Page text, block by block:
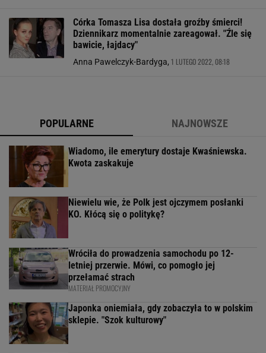
Córka Tomasza Lisa dostała groźby śmierci!
Dziennikarz momentalnie zareagował. "Źle się
bawicie, łajdacy"
Anna Pawelczyk-Bardyga, 1 LUTEGO 2022, 08:18
POPULARNE NAJNOWSZE
Wiadomo, ile emerytury dostaje Kwaśniewska.
Kwota zaskakuje
Niewielu wie, że Polk jest ojczymem posłanki
KO. Kłócą się o politykę?
Wróciła do prowadzenia samochodu po 12-
letniej przerwie. Mówi, co pomogło jej
przełamać strach
MATERIAŁ PROMOCYJNY
Japonka oniemiała, gdy zobaczyła to w polskim
sklepie. "Szok kulturowy"